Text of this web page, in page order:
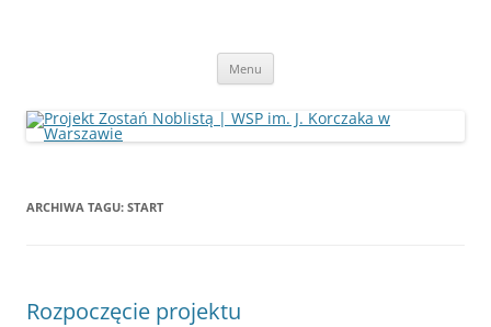
Korczaka w Warszawie
Pedagogiczną im. J. Korczaka w Warszawie
Menu
ARCHIWA TAGU: START
Rozpoczęcie projektu